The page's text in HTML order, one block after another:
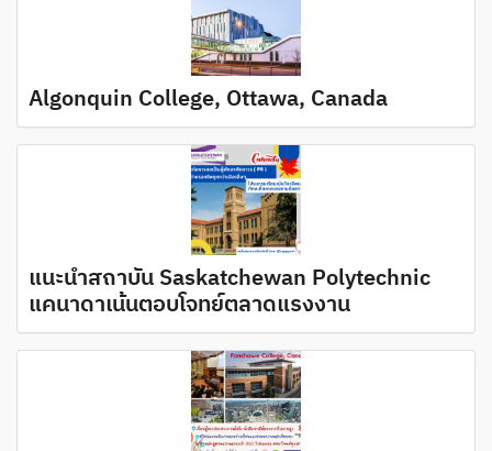
Algonquin College, Ottawa, Canada
แนะนำสถาบัน Saskatchewan Polytechnic
แคนาดาเน้นตอบโจทย์ตลาดแรงงาน